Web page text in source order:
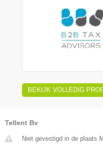
BEKIJK VOLLEDIG
Tellent Bv
Niet gevestigd in de plaats